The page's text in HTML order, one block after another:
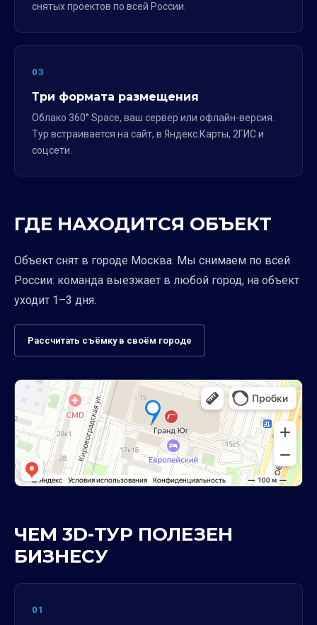
снятых проектов по всей России.
03
Три формата размещения
Облако 360° Space, ваш сервер или офлайн-версия.
Тур встраивается на сайт, в Яндекс.Карты, 2ГИС и
соцсети.
ГДЕ НАХОДИТСЯ ОБЪЕКТ
Объект снят в городе Москва. Мы снимаем по всей
России: команда выезжает в любой город, на объект
уходит 1–3 дня.
Рассчитать съёмку в своём городе
ЧЕМ 3D-ТУР ПОЛЕЗЕН
БИЗНЕСУ
01